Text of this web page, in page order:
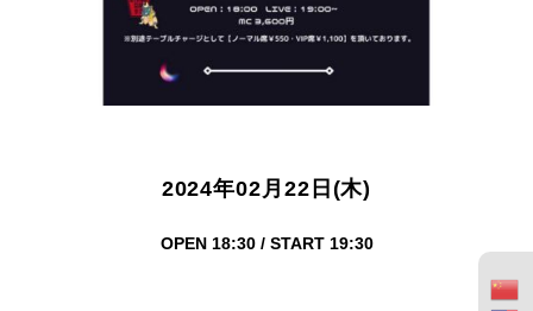
2024年02月22日(木)
OPEN 18:30 / START 19:30